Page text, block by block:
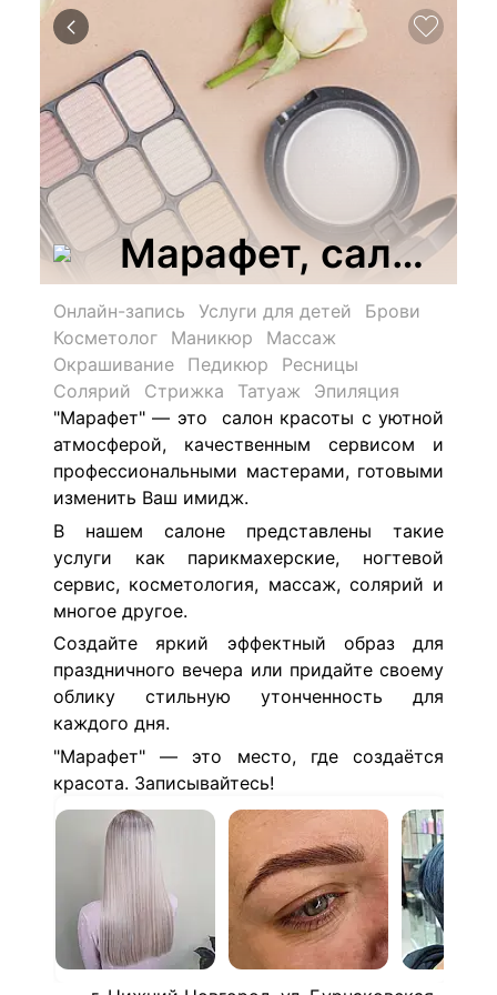
Марафет, салон-
Онлайн-запись Услуги для детей
Брови
Косметолог
Маникюр
Массаж
Окрашивание
Педикюр
Ресницы
Солярий
Стрижка Татуаж
Эпиляция
"Марафет" — это салон красоты с уютной
атмосферой, качественным сервисом и
профессиональными мастерами, готовыми
изменить Ваш имидж.
В нашем салоне представлены такие
услуги как парикмахерские, ногтевой
сервис, косметология, массаж, солярий и
многое другое.
Создайте яркий эффектный образ для
праздничного вечера или придайте своему
облику стильную утонченность для
каждого дня.
"Марафет" — это место, где создаётся
красота. Записывайтесь!